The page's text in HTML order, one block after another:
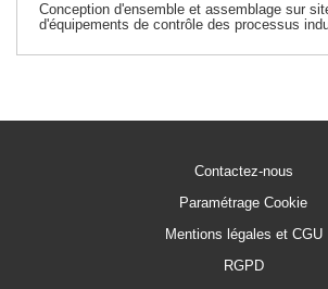
Conception d'ensemble et assemblage sur
d'équipements de contrôle des processus
Contactez-nous
Paramétrage Cookie
Mentions légales et CGU
RGPD